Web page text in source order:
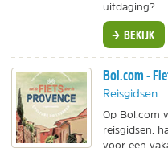
uitdaging?
BEKIJK
Bol.com -
Reisgidsen
Op Bol.com
reisgidsen,
voor een